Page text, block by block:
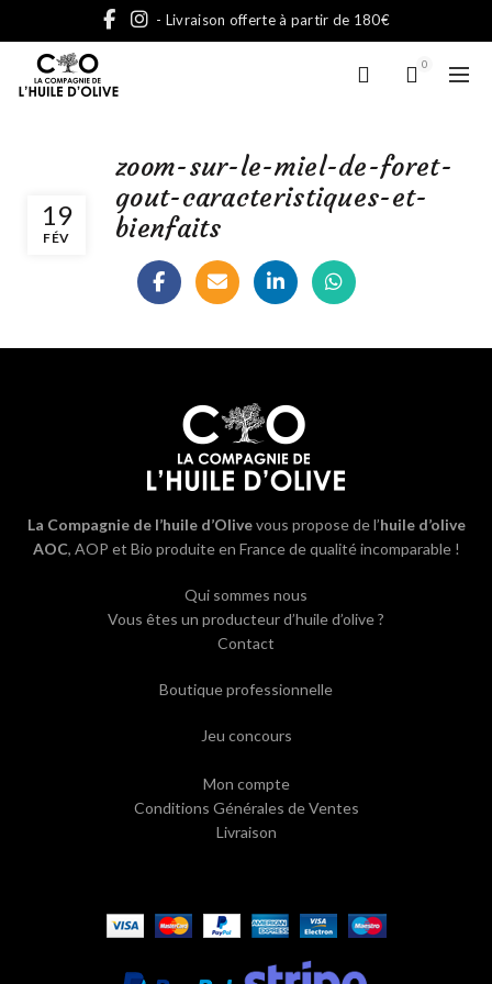
- Livraison offerte à partir de 180€
0
19
FÉV
zoom-sur-le-miel-de-foret-
gout-caracteristiques-et-
bienfaits
La Compagnie de l’huile d’Olivevous propose de l’huile d’olive
AOC, AOP et Bio produite en France de qualité incomparable !
Qui sommes nous
Vous êtes un producteur d’huile d’olive ?
Contact
Boutique professionnelle
Jeu concours
Mon compte
Conditions Générales de Ventes
Livraison